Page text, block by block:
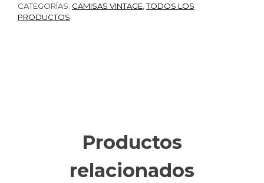
CATEGORÍAS: CAMISAS VINTAGE ,TODOS LOS
PRODUCTOS
Productos
relacionados